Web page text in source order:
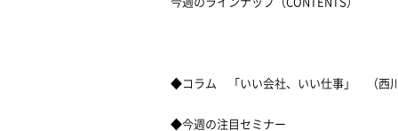
◆コラム 「いい会社、いい仕事」 （西川
◆今週の注目セミナー